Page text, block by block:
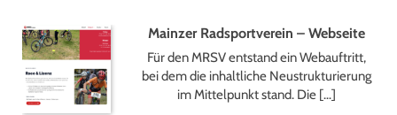
Mainzer Radsportverein – Webseite
Für den MRSV entstand ein Webauftritt,
bei dem die inhaltliche Neustrukturierung
im Mittelpunkt stand. Die […]